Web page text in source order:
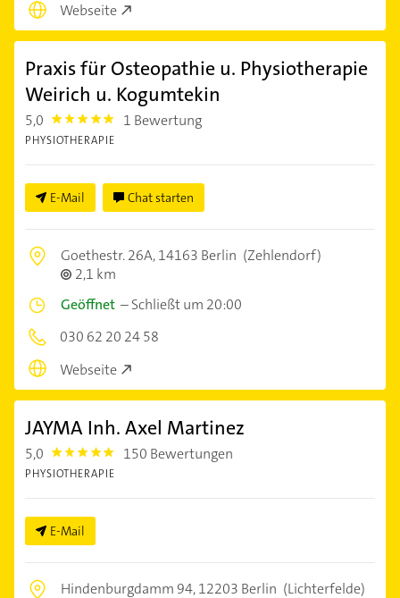
Webseite
Praxis für Osteopathie u. Physiotherapie
Weirich u. Kogumtekin
5,0 5.0 1 Bewertung
PHYSIOTHERAPIE
E-Mail Chat starten
Goethestr. 26A,14163 Berlin (Zehlendorf)
2,1 km
Geöffnet –Schließt um 20:00
030 62 20 24 58
Webseite
JAYMA Inh. Axel Martinez
5,0 5.0 150 Bewertungen
PHYSIOTHERAPIE
E-Mail
Hindenburgdamm 94,12203 Berlin (Lichterfelde)